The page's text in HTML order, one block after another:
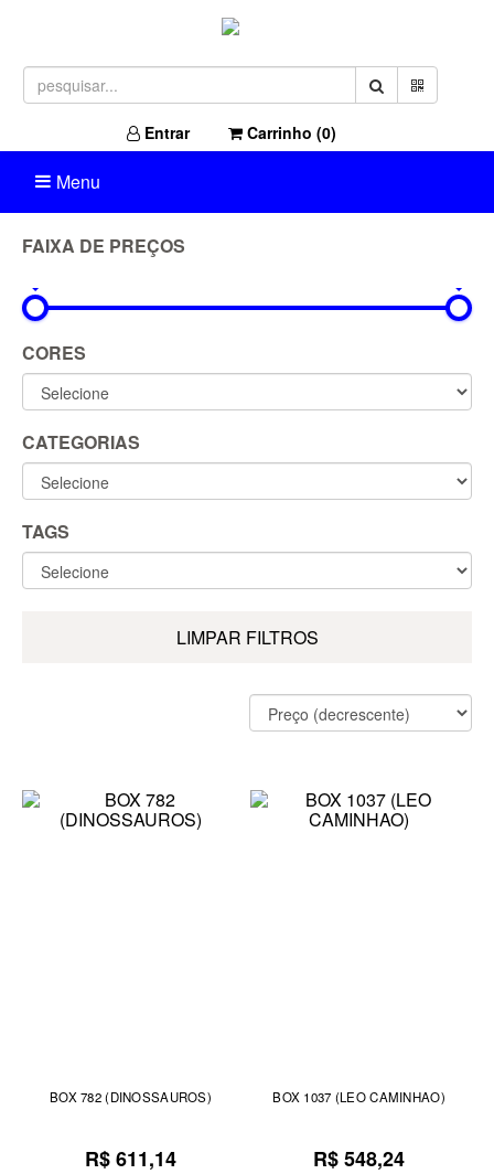
Entrar Carrinho (0)
Menu
FAIXA DE PREÇOS
CORES
CATEGORIAS
TAGS
LIMPAR FILTROS
BOX 782 (DINOSSAUROS)
R$ 611,14
BOX 1037 (LEO CAMINHAO)
R$ 548,24